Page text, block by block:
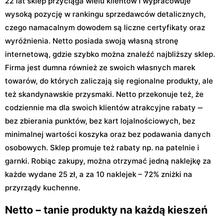
wysoką pozycję w rankingu sprzedawców detalicznych,
czego namacalnym dowodem są liczne certyfikaty oraz
wyróżnienia. Netto posiada swoją własną stronę
internetową, gdzie szybko można znaleźć najbliższy sklep.
Firma jest dumna również ze swoich własnych marek
towarów, do których zaliczają się regionalne produkty, ale
też skandynawskie przysmaki. Netto przekonuje też, że
codziennie ma dla swoich klientów atrakcyjne rabaty ‒
bez zbierania punktów, bez kart lojalnościowych, bez
minimalnej wartości koszyka oraz bez podawania danych
osobowych. Sklep promuje też rabaty np. na patelnie i
garnki. Robiąc zakupy, można otrzymać jedną naklejkę za
każde wydane 25 zł, a za 10 naklejek – 72% zniżki na
przyrządy kuchenne.
Netto – tanie produkty na każdą kieszeń